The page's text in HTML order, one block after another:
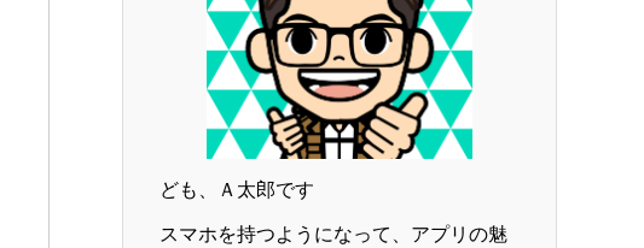
ども、Ａ太郎です
スマホを持つようになって、アプリの魅